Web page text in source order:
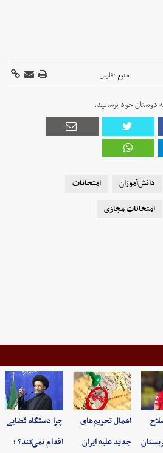
منبع :فارس
دوستان خود برسانید.
دانش‌آموزان
امتحانات
امتحانات مجازی
اعمال تحریم‌های
جدید علیه ایران
چرا دستگاه قضایی
اقدام نمی‌کند؟ ؛